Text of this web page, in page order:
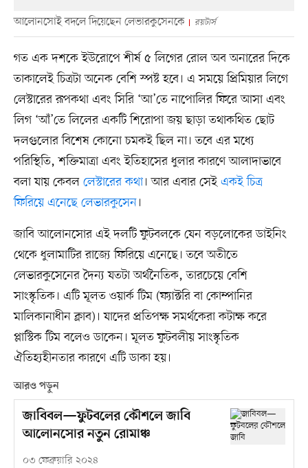
আলোনসোই বদলে দিয়েছেন লেভারকুসেনকে রয়টার্স
গত এক দশকে ইউরোপে শীর্ষ ৫ লিগের রোল অব অনারের দিকে
তাকালেই চিত্রটা অনেক বেশি স্পষ্ট হবে। এ সময়ে প্রিমিয়ার লিগে
লেস্টারের রূপকথা এবং সিরি ‘আ’তে নাপোলির ফিরে আসা এবং
লিগ ‘আঁ’তে লিলের একটি শিরোপা জয় ছাড়া তথাকথিত ছোট
দলগুলোর বিশেষ কোনো চমকই ছিল না। তবে এর মধ্যে
পরিস্থিতি, শক্তিমাত্রা এবং ইতিহাসের ধুলার কারণে আলাদাভাবে
বলা যায় কেবললেস্টারের কথা। আর এবার সেইএকই চিত্র
ফিরিয়ে এনেছে লেভারকুসেন।
জাবি আলোনসোর এই দলটি ফুটবলকে যেন বড়লোকের ডাইনিং
থেকে ধুলামাটির রাজ্যে ফিরিয়ে এনেছে। তবে অতীতে
লেভারকুসেনের দৈন্য যতটা অর্থনৈতিক, তারচেয়ে বেশি
সাংস্কৃতিক। এটি মূলত ওয়ার্ক টিম (ফ্যাক্টরি বা কোম্পানির
মালিকানাধীন ক্লাব)। যাদের প্রতিপক্ষ সমর্থকেরা কটাক্ষ করে
প্লাস্টিক টিম বলেও ডাকেন। মূলত ফুটবলীয় সাংস্কৃতিক
ঐতিহ্যহীনতার কারণে এটি ডাকা হয়।
আরও পড়ুন
জাবিবল—ফুটবলের কৌশলে জাবি
আলোনসোর নতুন রোমাঞ্চ
০৩ ফেব্রুয়ারি ২০২৪